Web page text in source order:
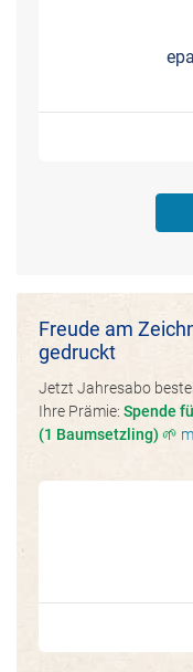
Freude am
gedruckt
Jetzt Jahresabo
Ihre Prämie: Spende
(1 Baumsetzling) 🌱